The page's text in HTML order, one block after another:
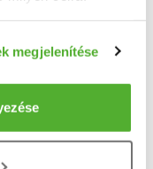
elhelyezkedéséről
annak konkrét
megjelenítése
ingatlan Iharos
FELFEDÉSE